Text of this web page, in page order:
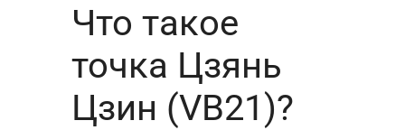
Что такое
точка Цзянь
Цзин (VB21)?